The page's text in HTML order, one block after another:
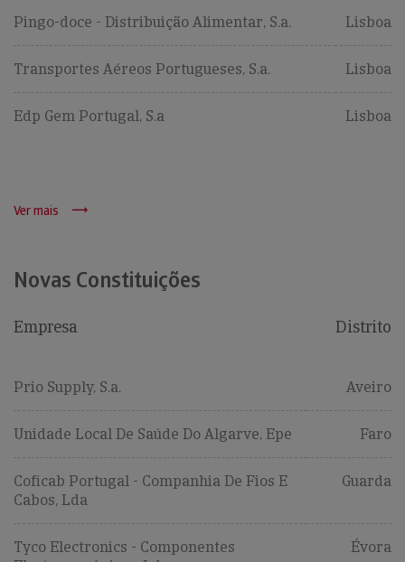
Pingo-doce - Distribuição Alimentar, S.a. Lisboa
Transportes Aéreos Portugueses, S.a. Lisboa
Edp Gem Portugal, S.a Lisboa
Ver mais
Novas Constituições
Empresa Distrito
Prio Supply, S.a. Aveiro
Unidade Local De Saúde Do Algarve, Epe Faro
Coficab Portugal - Companhia De Fios E
Cabos, Lda
Guarda
Tyco Electronics - Componentes
Évora